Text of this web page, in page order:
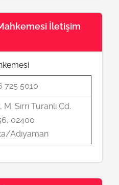
İletişim
725 5010
M. Sırrı Turanlı Cd.
02400
Adıyaman